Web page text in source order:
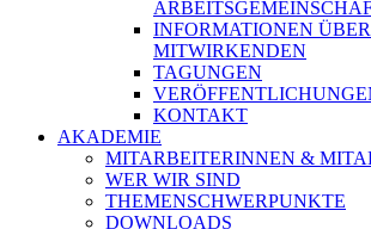
INFORMATIONEN
MITWIRKENDEN
TAGUNGEN
KONTAKT
AKADEMIE
MITARBEITERINNEN &
WER WIR SIND
THEMENSCHWERPUNKTE
DOWNLOADS